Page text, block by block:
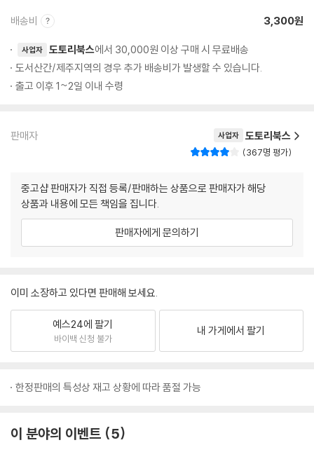
배송비 3,300원
사업자 도토리북스에서 30,000원 이상 구매 시 무료배송
도서산간/제주지역의 경우 추가 배송비가 발생할 수 있습니다.
출고 이후 1~2일 이내 수령
판매자 사업자 도토리북스
367명 평가
중고샵 판매자가 직접 등록/판매하는 상품으로 판매자가 해당
상품과 내용에 모든 책임을 집니다.
판매자에게 문의하기
이미 소장하고 있다면 판매해 보세요.
예스24에 팔기
바이백 신청 불가
내 가게에서 팔기
한정판매의 특성상 재고 상황에 따라 품절 가능
이 분야의 이벤트 5